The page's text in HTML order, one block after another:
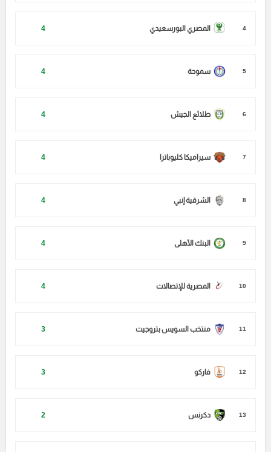
4 المصري البورسعيدي 4
5 سموحة 4
6 طلائع الجيش 4
7 سيراميكا كليوباترا 4
8 الشرقية إنبي 4
9 البنك الأهلى 4
10 المصرية للإتصالات 4
11 منتخب السويس بتروجيت 3
12 فاركو 3
13 دكرنس 2